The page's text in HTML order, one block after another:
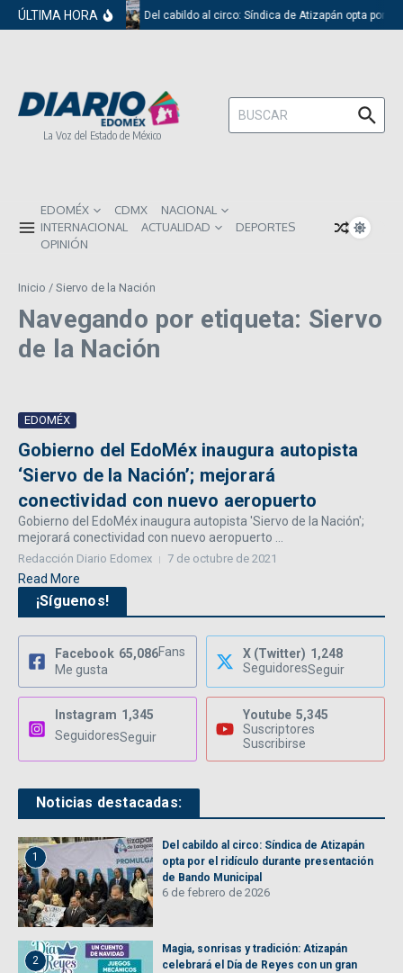
Saltar al contenido
ÚLTIMA HORA Del cabildo al circo: Síndica de Atizapán opta por
La Voz del Estado de México
Buscar:
EDOMÉX CDMX
NACIONAL
INTERNACIONAL
ACTUALIDAD
DEPORTES
OPINIÓN
Inicio / Siervo de la Nación
Navegando por etiqueta: Siervo
de la Nación
EDOMÉX
Gobierno del EdoMéx inaugura autopista
‘Siervo de la Nación’; mejorará
conectividad con nuevo aeropuerto
Gobierno del EdoMéx inaugura autopista 'Siervo de la Nación';
mejorará conectividad con nuevo aeropuerto ...
Redacción Diario Edomex 7 de octubre de 2021
Read More
¡Síguenos!
Facebook 65,086Fans
Me gusta
X (Twitter) 1,248
SeguidoresSeguir
Instagram 1,345
SeguidoresSeguir
Youtube 5,345
Suscriptores
Suscribirse
Noticias destacadas:
1
Del cabildo al circo: Síndica de Atizapán
opta por el ridículo durante presentación
de Bando Municipal
6 de febrero de 2026
2
Magia, sonrisas y tradición: Atizapán
celebrará el Día de Reyes con un gran